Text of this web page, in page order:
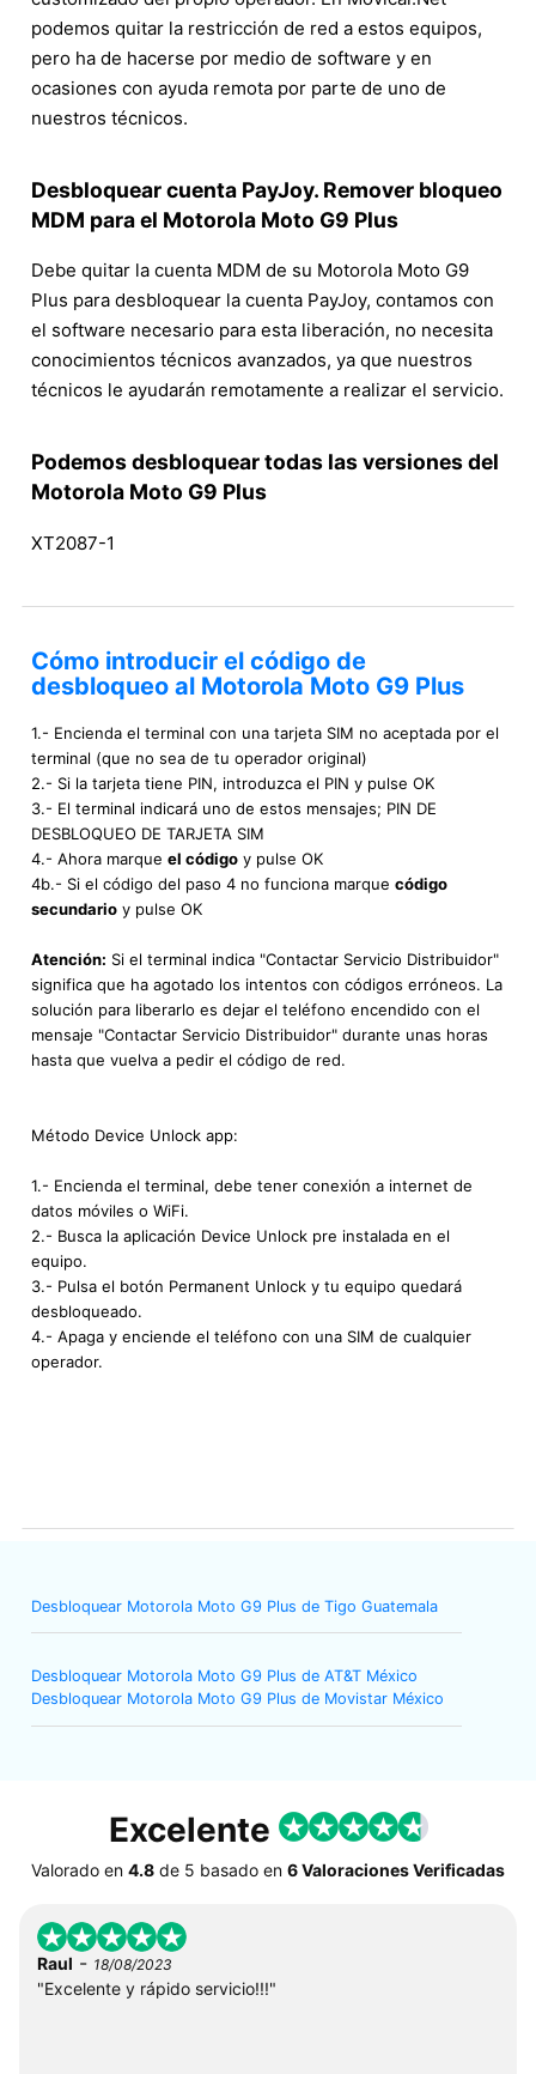
podemos quitar la restricción de red a estos equipos,
pero ha de hacerse por medio de software y en
ocasiones con ayuda remota por parte de uno de
nuestros técnicos.
Desbloquear cuenta PayJoy. Remover bloqueo
MDM para el Motorola Moto G9 Plus
Debe quitar la cuenta MDM de su Motorola Moto G9
Plus para desbloquear la cuenta PayJoy, contamos con
el software necesario para esta liberación, no necesita
conocimientos técnicos avanzados, ya que nuestros
técnicos le ayudarán remotamente a realizar el servicio.
Podemos desbloquear todas las versiones del
Motorola Moto G9 Plus
XT2087-1
Cómo introducir el código de
desbloqueo al Motorola Moto G9 Plus
1.- Encienda el terminal con una tarjeta SIM no aceptada por el
terminal (que no sea de tu operador original)
2.- Si la tarjeta tiene PIN, introduzca el PIN y pulse OK
3.- El terminal indicará uno de estos mensajes; PIN DE
DESBLOQUEO DE TARJETA SIM
4.- Ahora marque el código y pulse OK
4b.- Si el código del paso 4 no funciona marque código
secundario y pulse OK
Atención: Si el terminal indica "Contactar Servicio Distribuidor"
significa que ha agotado los intentos con códigos erróneos. La
solución para liberarlo es dejar el teléfono encendido con el
mensaje "Contactar Servicio Distribuidor" durante unas horas
hasta que vuelva a pedir el código de red.
Método Device Unlock app:
1.- Encienda el terminal, debe tener conexión a internet de
datos móviles o WiFi.
2.- Busca la aplicación Device Unlock pre instalada en el
equipo.
3.- Pulsa el botón Permanent Unlock y tu equipo quedará
desbloqueado.
4.- Apaga y enciende el teléfono con una SIM de cualquier
operador.
Desbloquear Motorola Moto G9 Plus de Tigo Guatemala
Desbloquear Motorola Moto G9 Plus de AT&T México
Desbloquear Motorola Moto G9 Plus de Movistar México
Excelente
Valorado en 4.8 de 5 basado en 6 Valoraciones Verificadas
Raul - 18/08/2023
"Excelente y rápido servicio!!!"